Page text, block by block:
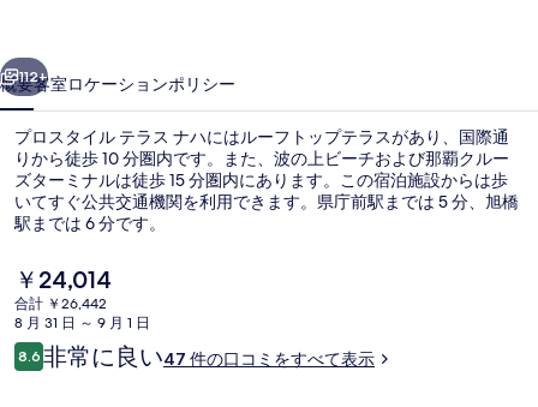
ラ
ス
ナ
ハ
の
写
真
ギ
ャ
次へ
112+
概要客室ロケーションポリシー
プロスタイル テラス ナハにはルーフトップテラスがあり、国際通
りから徒歩 10 分圏内です。また、波の上ビーチおよび那覇クルー
ズターミナルは徒歩 15 分圏内にあります。この宿泊施設からは歩
いてすぐ公共交通機関を利用できます。県庁前駅までは 5 分、旭橋
駅までは 6 分です。
現
在
の
料
金
￥24,014
合計 ￥26,442
8 月 31 日 ～ 9 月 1 日
口
コ
8.610段階中8.6
非常に良い47 件の口コミをすべて表示